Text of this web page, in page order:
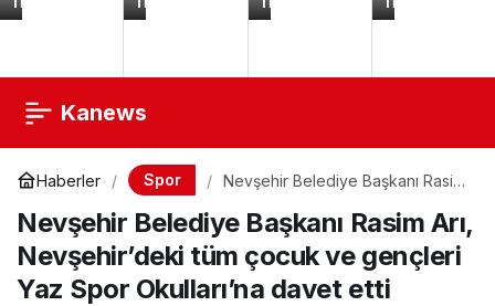
Lazer
Kesim
S1
Royaleks-
2119
Tüylenmeyen
El
Pembe
KRS-
612
Kanews
Haberler Spor
Nevşehir Belediye Başkanı Rasim
gençleri Yaz Spor Okulları’na
davet etti
Nevşehir Belediye Başkanı Rasim Arı,
Nevşehir’deki tüm çocuk ve gençleri
Yaz Spor Okulları’na davet etti